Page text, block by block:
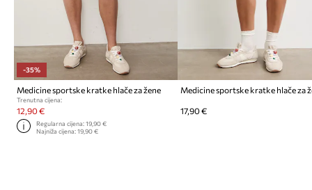
-35%
Medicine sportske kratke hlače za žene
Trenutna cijena:
12,90 €
Regularna cijena:19,90 €
Najniža cijena:19,90 €
17,90 €